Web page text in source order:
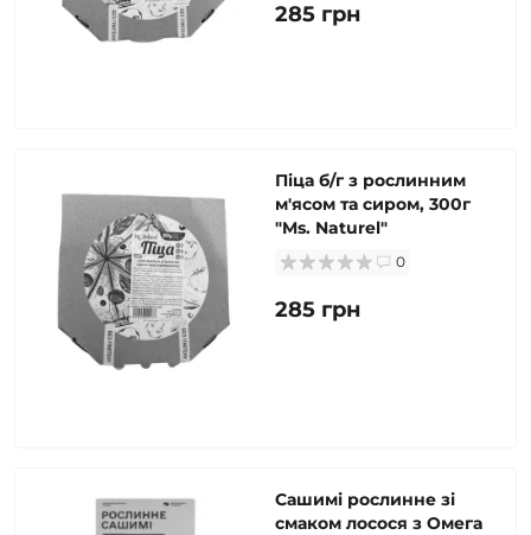
285 грн
Піца б/г з рослинним
м'ясом та сиром, 300г
"Ms. Naturel"
0
285 грн
Сашимі рослинне зі
смаком лосося з Омега